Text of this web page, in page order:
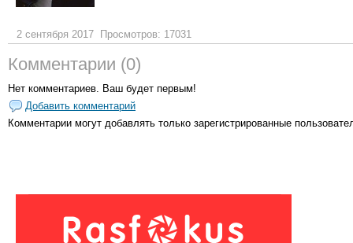
2 сентября 2017 Просмотров: 17031
Комментарии (0)
Нет комментариев. Ваш будет первым!
Добавить комментарий
Комментарии могут добавлять только зарегистрированные